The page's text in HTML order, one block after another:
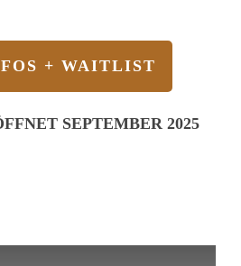
+ WAITLIST
SEPTEMBER 2025